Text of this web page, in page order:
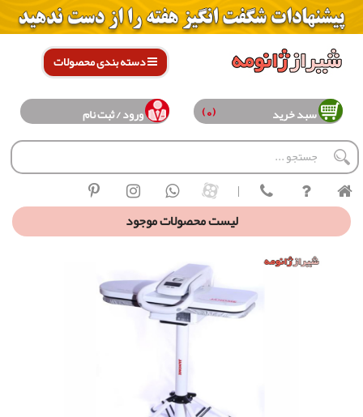
دسته بندی محصولات
سبد خرید (0) ورود / ثبت نام
|
لیست محصولات موجود